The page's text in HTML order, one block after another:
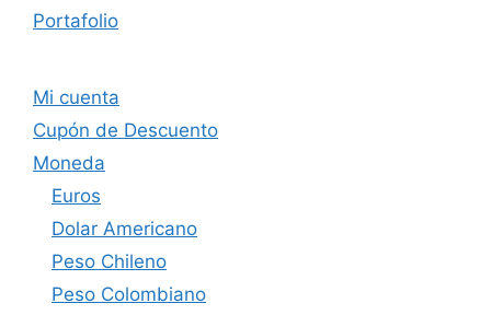
Portafolio
Mi cuenta
Cupón de Descuento
Moneda
Euros
Dolar Americano
Peso Chileno
Peso Colombiano